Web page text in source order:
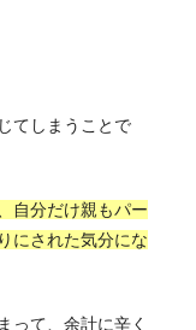
てしまうことで
自分だけ親もパー
にされた気分にな
って、余計に辛く